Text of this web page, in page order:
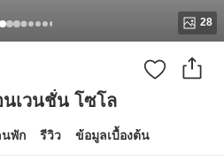
28
นเวนชั่น โซโล
นพัก รีวิว ข้อมูลเบื้องต้น